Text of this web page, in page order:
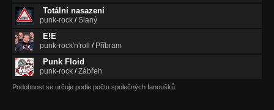
ZemeVodaVzduch
Nezařazeno
Blbej den
Nezařazeno
Nezařazeno
Totální nasazení
punk-rock /Slaný
E!E
punk-rock'n'roll / Příbram
Punk Floid
punk-rock /Zábřeh
Podobnost se určuje podle počtu společných fanoušků.